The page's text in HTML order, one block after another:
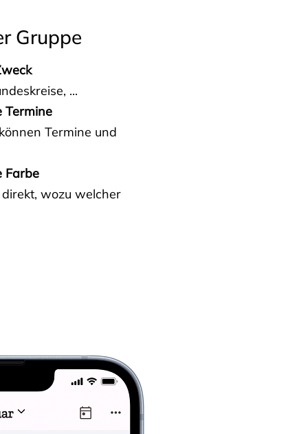
Gruppe
...
Termine
Termine und
Farbe
wozu welcher